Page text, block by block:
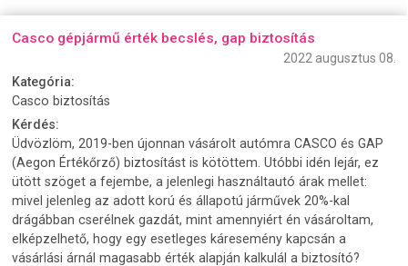
Casco gépjármű érték becslés, gap biztosítás
2022 augusztus 08.
Kategória:
Casco biztosítás
Kérdés:
Üdvözlöm, 2019-ben újonnan vásárolt autómra CASCO és GAP
(Aegon Értékőrző) biztosítást is kötöttem. Utóbbi idén lejár, ez
ütött szöget a fejembe, a jelenlegi használtautó árak mellet:
mivel jelenleg az adott korú és állapotú járművek 20%-kal
drágábban cserélnek gazdát, mint amennyiért én vásároltam,
elképzelhető, hogy egy esetleges káresemény kapcsán a
vásárlási árnál magasabb érték alapján kalkulál a biztosító?